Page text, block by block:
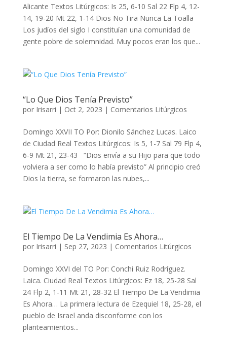
Alicante Textos Litúrgicos: Is 25, 6-10 Sal 22 Flp 4, 12-
14, 19-20 Mt 22, 1-14 Dios No Tira Nunca La Toalla
Los judíos del siglo I constituían una comunidad de
gente pobre de solemnidad. Muy pocos eran los que...
“Lo Que Dios Tenía Previsto”
por Irisarri | Oct 2, 2023 | Comentarios Litúrgicos
Domingo XXVII TO Por: Dionilo Sánchez Lucas. Laico
de Ciudad Real Textos Litúrgicos: Is 5, 1-7 Sal 79 Flp 4,
6-9 Mt 21, 23-43 “Dios envía a su Hijo para que todo
volviera a ser como lo había previsto” Al principio creó
Dios la tierra, se formaron las nubes,...
El Tiempo De La Vendimia Es Ahora…
por Irisarri | Sep 27, 2023 | Comentarios Litúrgicos
Domingo XXVI del TO Por: Conchi Ruiz Rodríguez.
Laica. Ciudad Real Textos Litúrgicos: Ez 18, 25-28 Sal
24 Flp 2, 1-11 Mt 21, 28-32 El Tiempo De La Vendimia
Es Ahora… La primera lectura de Ezequiel 18, 25-28, el
pueblo de Israel anda disconforme con los
planteamientos...